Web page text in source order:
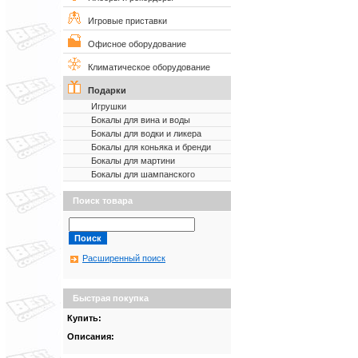
Игровые приставки
Офисное оборудование
Климатическое оборудование
Подарки
Игрушки
Бокалы для вина и воды
Бокалы для водки и ликера
Бокалы для коньяка и бренди
Бокалы для мартини
Бокалы для шампанского
Поиск товара
Расширенный поиск
Быстрая покупка
Купить:
Описания: